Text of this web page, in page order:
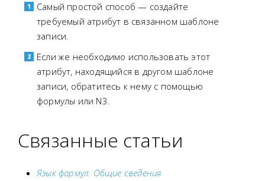
Самый простой способ — создайте
требуемый атрибут в связанном шаблоне
записи.
Если же необходимо использовать этот
атрибут, находящийся в другом шаблоне
записи, обратитесь к нему с помощью
формулы или N3.
Связанные статьи
Язык формул. Общие сведения